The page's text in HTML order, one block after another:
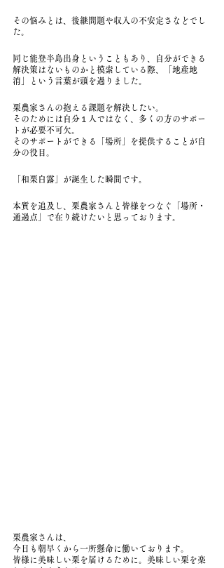
その悩みとは、後継問題や収入の不安定さなどでし
た。
同じ能登半島出身ということもあり、自分ができる
解決策はないものかと模索している際、「地産地
消」という言葉が頭を過りました。
栗農家さんの抱える課題を解決したい。
そのためには自分１人ではなく、多くの方のサポー
トが必要不可欠。
そのサポートができる「場所」を提供することが自
分の役目。
「和栗白露」が誕生した瞬間です。
本質を追及し、栗農家さんと皆様をつなぐ「場所・
通過点」で在り続けたいと思っております。
栗農家さんは、
今日も朝早くから一所懸命に働いております。
皆様に美味しい栗を届けるために。美味しい栗を楽